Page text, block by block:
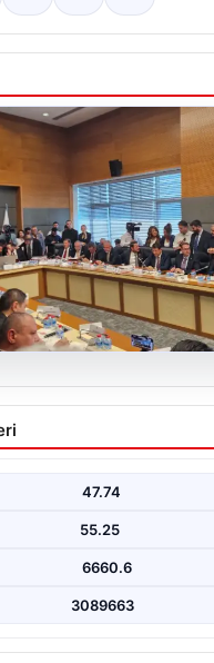
tartışmalarla
47.74
55.25
6660.6
3089663